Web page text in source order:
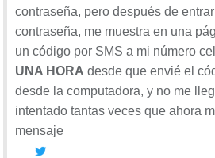
contraseña, pero después de
contraseña, me muestra en una
un código por SMS a mi número
UNA HORA desde que envié el
desde la computadora, y no me
intentado tantas veces que ahora
mensaje